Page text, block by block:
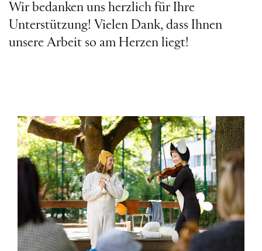
Wir bedanken uns herzlich für Ihre
Unterstützung! Vielen Dank, dass Ihnen
unsere Arbeit so am Herzen liegt!